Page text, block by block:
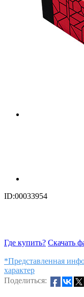
ID:00033954
Где купить? Скачать
*Представленная
характер
Поделиться: